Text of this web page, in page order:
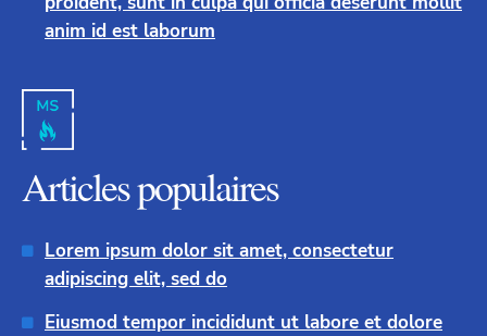
anim id est laborum
Articles populaires
Lorem ipsum dolor sit amet, consectetur
adipiscing elit, sed do
Eiusmod tempor incididunt ut labore et dolore